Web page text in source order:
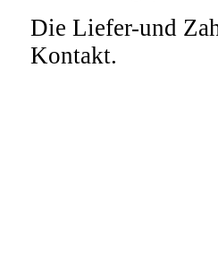
Die Liefer-und
Kontakt.